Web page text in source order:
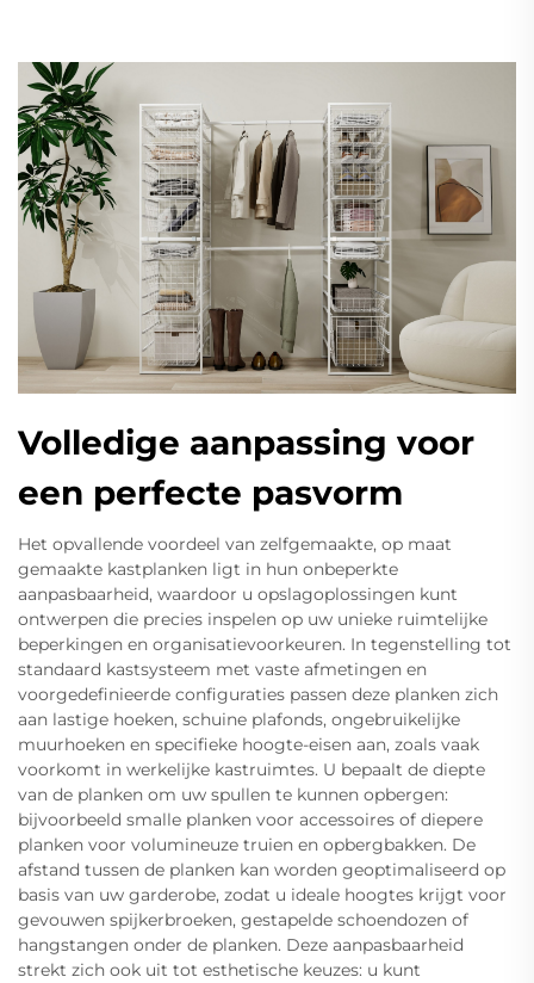
Volledige aanpassing voor
een perfecte pasvorm
Het opvallende voordeel van zelfgemaakte, op maat
gemaakte kastplanken ligt in hun onbeperkte
aanpasbaarheid, waardoor u opslagoplossingen kunt
ontwerpen die precies inspelen op uw unieke ruimtelijke
beperkingen en organisatievoorkeuren. In tegenstelling tot
standaard kastsysteem met vaste afmetingen en
voorgedefinieerde configuraties passen deze planken zich
aan lastige hoeken, schuine plafonds, ongebruikelijke
muurhoeken en specifieke hoogte-eisen aan, zoals vaak
voorkomt in werkelijke kastruimtes. U bepaalt de diepte
van de planken om uw spullen te kunnen opbergen:
bijvoorbeeld smalle planken voor accessoires of diepere
planken voor volumineuze truien en opbergbakken. De
afstand tussen de planken kan worden geoptimaliseerd op
basis van uw garderobe, zodat u ideale hoogtes krijgt voor
gevouwen spijkerbroeken, gestapelde schoendozen of
hangstangen onder de planken. Deze aanpasbaarheid
strekt zich ook uit tot esthetische keuzes: u kunt